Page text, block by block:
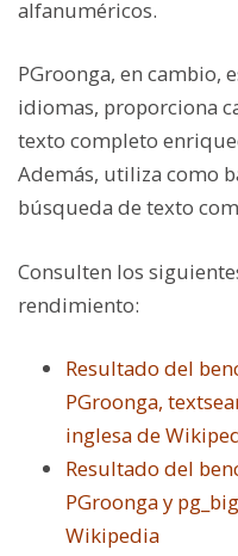
alfanuméricos.
PGroonga, en cambio,
idiomas, proporciona
texto completo
Además, utiliza como
búsqueda de texto
Consulten los
rendimiento:
Resultado del
PGroonga,
inglesa de
Resultado del
PGroonga y
Wikipedia